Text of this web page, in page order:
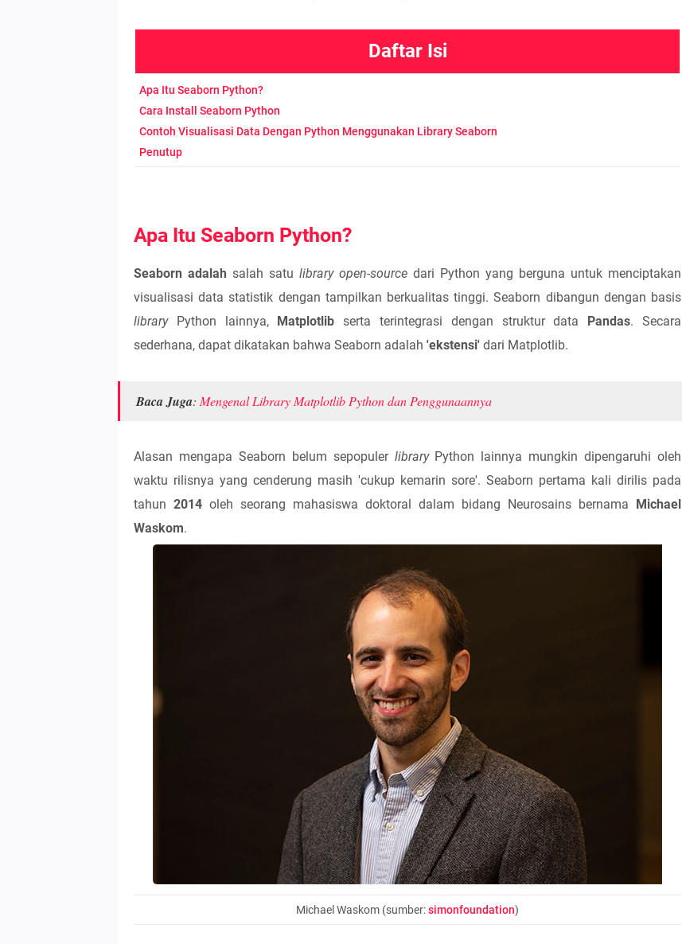
Daftar Isi
Apa Itu Seaborn Python?
Cara Install Seaborn Python
Contoh Visualisasi Data Dengan Python Menggunakan Library Seaborn
Penutup
Apa Itu Seaborn Python?
Seaborn adalah salah satu library open-source dari Python yang berguna untuk menciptakan
visualisasi data statistik dengan tampilkan berkualitas tinggi. Seaborn dibangun dengan basis
library Python lainnya, Matplotlib serta terintegrasi dengan struktur data Pandas. Secara
sederhana, dapat dikatakan bahwa Seaborn adalah 'ekstensi' dari Matplotlib.
Baca Juga: Mengenal Library Matplotlib Python dan Penggunaannya
Alasan mengapa Seaborn belum sepopuler libraryPython lainnya mungkin dipengaruhi oleh
waktu rilisnya yang cenderung masih 'cukup kemarin sore'. Seaborn pertama kali dirilis pada
tahun 2014 oleh seorang mahasiswa doktoral dalam bidang Neurosains bernama Michael
Waskom.
Michael Waskom (sumber:simonfoundation)